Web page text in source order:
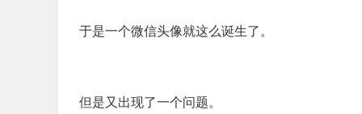
于是一个微信头像就这么诞生了。
但是又出现了一个问题。